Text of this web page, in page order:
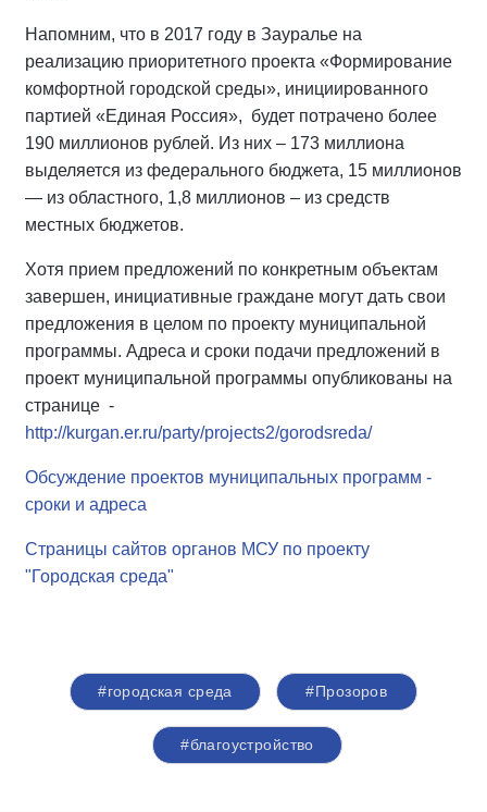
Напомним, что в 2017 году в Зауралье на
реализацию приоритетного проекта «Формирование
комфортной городской среды», инициированного
партией «Единая Россия», будет потрачено более
190 миллионов рублей. Из них – 173 миллиона
выделяется из федерального бюджета, 15 миллионов
— из областного, 1,8 миллионов – из средств
местных бюджетов.
Хотя прием предложений по конкретным объектам
завершен, инициативные граждане могут дать свои
предложения в целом по проекту муниципальной
программы. Адреса и сроки подачи предложений в
проект муниципальной программы опубликованы на
странице -
http://kurgan.er.ru/party/projects2/gorodsreda/
Обсуждение проектов муниципальных программ -
сроки и адреса
Страницы сайтов органов МСУ по проекту
"Городская среда"
#городская среда #Прозоров
#благоустройство